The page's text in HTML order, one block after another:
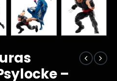
–